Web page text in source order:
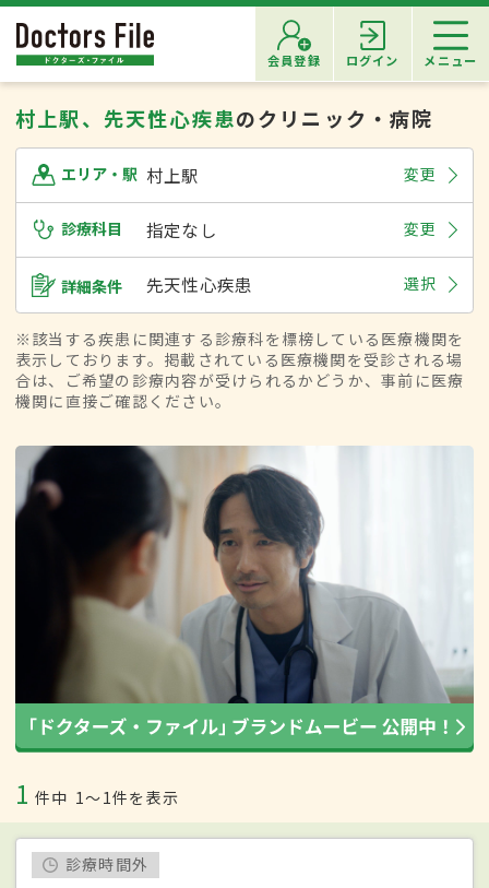
会員登録 ログイン メニュー
村上駅、先天性心疾患のクリニック・病院
エリア・駅 村上駅 変更
診療科目 指定なし 変更
詳細条件 先天性心疾患 選択
※該当する疾患に関連する診療科を標榜している医療機関を
表示しております。掲載されている医療機関を受診される場
合は、ご希望の診療内容が受けられるかどうか、事前に医療
機関に直接ご確認ください。
1 件中 1〜1件を表示
診療時間外